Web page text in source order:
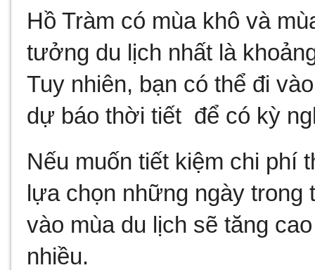
Hồ Tràm có mùa khô và
tưởng du lịch nhất là
Tuy nhiên, bạn có thể đi
dự báo thời tiết  để có kỳ
Nếu muốn tiết kiệm chi phí
lựa chọn những ngày trong
vào mùa du lịch sẽ tăng
nhiều.